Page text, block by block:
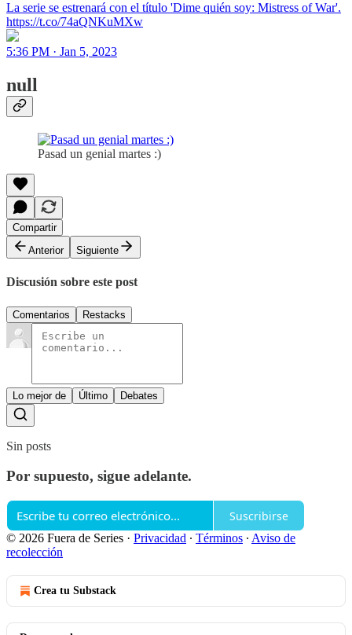
La serie se estrenará con el título 'Dime quién soy: Mistress of War'.
https://t.co/74aQNKuMXw
5:36 PM · Jan 5, 2023
null
Pasad un genial martes :)
Compartir
Anterior
Siguiente
Discusión sobre este post
Comentarios Restacks
Lo mejor de Último Debates
Sin posts
Por supuesto, sigue adelante.
Suscribirse
© 2026 Fuera de Series · Privacidad ∙ Términos ∙ Aviso de
recolección
Crea tu Substack